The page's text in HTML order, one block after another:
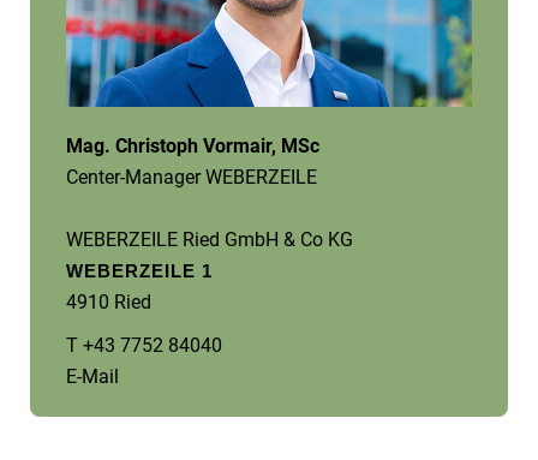
Mag. Christoph Vormair, MSc
Center-Manager WEBERZEILE
WEBERZEILE Ried GmbH & Co KG
WEBERZEILE 1
4910 Ried
T +43 7752 84040
E-Mail